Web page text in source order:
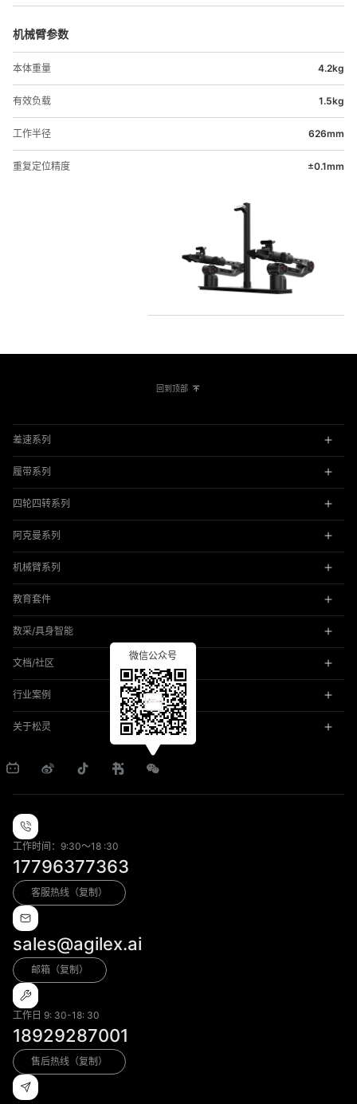
机械臂参数
本体重量 4.2kg
有效负载 1.5kg
工作半径 626mm
重复定位精度 ±0.1mm
回到顶部
差速系列
履带系列
四轮四转系列
阿克曼系列
机械臂系列
教育套件
数采/具身智能
文档/社区
行业案例
关于松灵
微信公众号
工作时间：9:30～18 :30
17796377363
客服热线（复制）
sales@agilex.ai
邮箱（复制）
工作日 9: 30-18: 30
18929287001
售后热线（复制）